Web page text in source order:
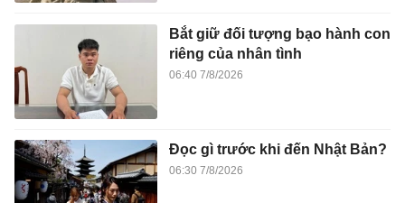
Bắt giữ đối tượng bạo hành con
riêng của nhân tình
06:40 7/8/2026
Đọc gì trước khi đến Nhật Bản?
06:30 7/8/2026